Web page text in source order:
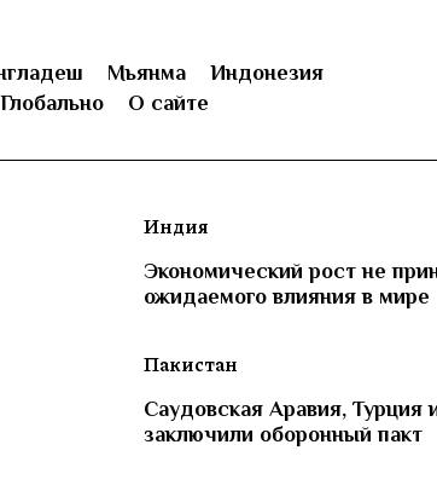
Мьянма
Индонезия
Глобально О сайте
Индия
Экономический рост не
ожидаемого влияния в мире
Пакистан
Саудовская Аравия, Турция
заключили оборонный пакт